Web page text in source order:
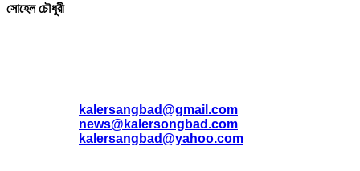
সোহেল চৌধুরী
kalersangbad@gmail.com
news@kalersongbad.com
kalersangbad@yahoo.com